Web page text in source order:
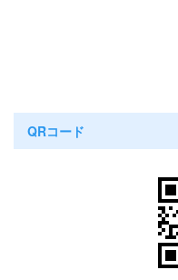
QRコード